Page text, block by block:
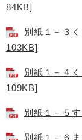
84KB]
別紙１－３
103KB]
別紙１－４
109KB]
別紙１－５
別紙１－６